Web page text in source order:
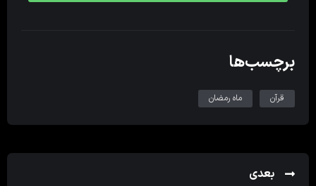
برچسب‌ها
قرآن ماه رمضان
بعدی